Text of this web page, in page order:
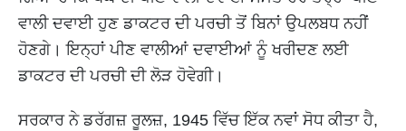
ਵਾਲੀ ਦਵਾਈ ਹੁਣ ਡਾਕਟਰ ਦੀ ਪਰਚੀ ਤੋਂ ਬਿਨਾਂ ਉਪਲਬਧ ਨਹੀਂ
ਹੋਣਗੇ। ਇਨ੍ਹਾਂ ਪੀਣ ਵਾਲੀਆਂ ਦਵਾਈਆਂ ਨੂੰ ਖਰੀਦਣ ਲਈ
ਡਾਕਟਰ ਦੀ ਪਰਚੀ ਦੀ ਲੋੜ ਹੋਵੇਗੀ।
ਸਰਕਾਰ ਨੇ ਡਰੱਗਜ਼ ਰੂਲਜ਼, 1945 ਵਿੱਚ ਇੱਕ ਨਵਾਂ ਸੋਧ ਕੀਤਾ ਹੈ,